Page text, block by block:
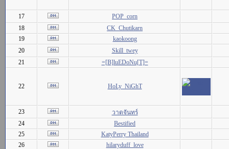
17
POP_corn
18
CK_Chutikarn
19
kaokoong
20
Skill_twey
21
=[B]luEDoNu[T]=
22 HoLy_NiGhT
23
วาดจันทร์
24
Bestified
25
KatyPerry Thailand
26
hilaryduff_love